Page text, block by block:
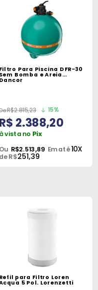
Filtro Para Piscina DFR-30
Sem Bomba e Areia
Dancor
R$2.815,23 15%
R$ 2.388,20
à vista no Pix
Ou R$2.513,89 Em até10X
de R$251,39
Refil para Filtro Loren
5 Pol. Lorenzetti